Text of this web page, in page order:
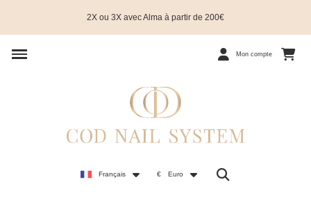
2X ou 3X avec Alma à partir de 200€
Mon compte
Français € Euro